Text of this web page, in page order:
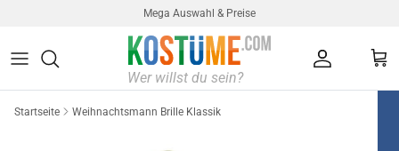
Mega Auswahl & Preise
Startseite Weihnachtsmann Brille Klassik